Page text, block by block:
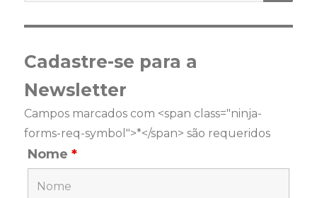
Cadastre-se para a
Newsletter
Campos marcados com <span class="ninja-
forms-req-symbol">*</span> são requeridos
Nome*